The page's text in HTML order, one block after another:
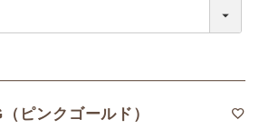
ピンクゴールド）